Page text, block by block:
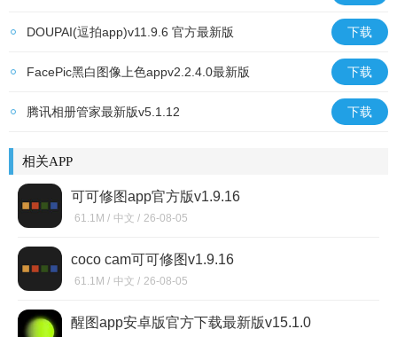
DOUPAI(逗拍app)v11.9.6 官方最新版 下载
FacePic黑白图像上色appv2.2.4.0最新版 下载
腾讯相册管家最新版v5.1.12 下载
相关APP
可可修图app官方版v1.9.16
61.1M / 中文 / 26-08-05
coco cam可可修图v1.9.16
61.1M / 中文 / 26-08-05
醒图app安卓版官方下载最新版v15.1.0